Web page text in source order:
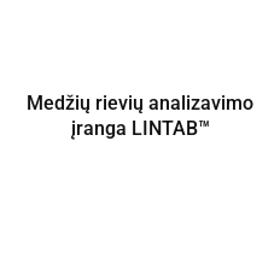
Medžių rievių analizavimo
įranga LINTAB™